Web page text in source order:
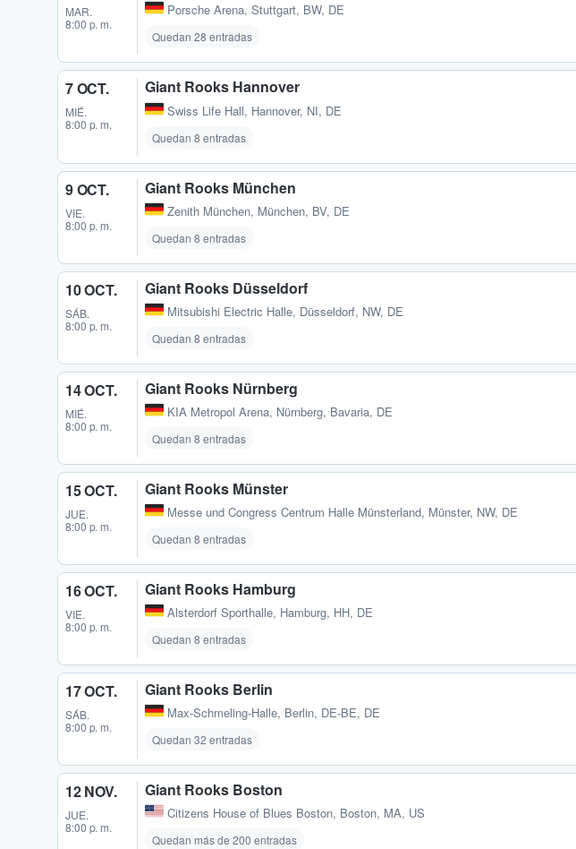
MAR.
8:00 p. m.
Porsche Arena, Stuttgart, BW, DE
Quedan 28 entradas
7 OCT.
MIÉ.
8:00 p. m.
Giant Rooks Hannover
Swiss Life Hall, Hannover, NI, DE
Quedan 8 entradas
9 OCT.
VIE.
8:00 p. m.
Giant Rooks München
Zenith München, München, BV, DE
Quedan 8 entradas
10 OCT.
SÁB.
8:00 p. m.
Giant Rooks Düsseldorf
Mitsubishi Electric Halle, Düsseldorf, NW, DE
Quedan 8 entradas
14 OCT.
MIÉ.
8:00 p. m.
Giant Rooks Nürnberg
KIA Metropol Arena, Nürnberg, Bavaria, DE
Quedan 8 entradas
15 OCT.
JUE.
8:00 p. m.
Giant Rooks Münster
Messe und Congress Centrum Halle Münsterland, Münster, NW, DE
Quedan 8 entradas
16 OCT.
VIE.
8:00 p. m.
Giant Rooks Hamburg
Alsterdorf Sporthalle, Hamburg, HH, DE
Quedan 8 entradas
17 OCT.
SÁB.
8:00 p. m.
Giant Rooks Berlin
Max-Schmeling-Halle, Berlin, DE-BE, DE
Quedan 32 entradas
12 NOV.
JUE.
8:00 p. m.
Giant Rooks Boston
Citizens House of Blues Boston, Boston, MA, US
Quedan más de 200 entradas